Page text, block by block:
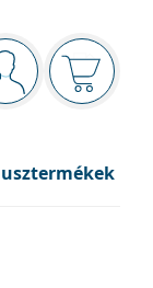
panel
Bejelentkezve
Kosara